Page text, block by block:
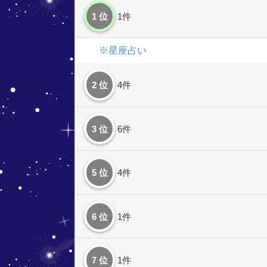
1 位 1件
※星座占い
2 位 4件
3 位 6件
5 位 4件
6 位 1件
7 位 1件